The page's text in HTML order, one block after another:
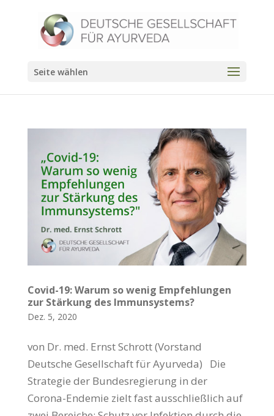
Seite wählen
Covid-19: Warum so wenig Empfehlungen
zur Stärkung des Immunsystems?
Dez. 5, 2020
von Dr. med. Ernst Schrott (Vorstand
Deutsche Gesellschaft für Ayurveda) Die
Strategie der Bundesregierung in der
Corona-Endemie zielt fast ausschließlich auf